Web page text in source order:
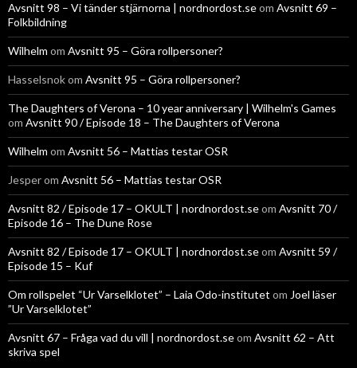
Avsnitt 98 – Vi tänder stjärnorna | nordnordost.seom Avsnitt 69 –
Folkbildning
Wilhelm om Avsnitt 95 – Göra rollpersoner?
Hasselsnokom Avsnitt 95 – Göra rollpersoner?
The Daughters of Verona – 10 year anniversary | Wilhelm's Games
om Avsnitt 90 / Episode 18 – The Daughters of Verona
Wilhelm om Avsnitt 56 – Mattias testar OSR
Jesperom Avsnitt 56 – Mattias testar OSR
Avsnitt 82 / Episode 17 – OKULT | nordnordost.seom Avsnitt 70 /
Episode 16 – The Dune Rose
Avsnitt 82 / Episode 17 – OKULT | nordnordost.seom Avsnitt 59 /
Episode 15 – Kuf
Om rollspelet “Ur Varselklotet” – Laia Odo-institutet om Joel läser
”Ur Varselklotet”
Avsnitt 67 – Fråga vad du vill | nordnordost.seom Avsnitt 62 – Att
skriva spel